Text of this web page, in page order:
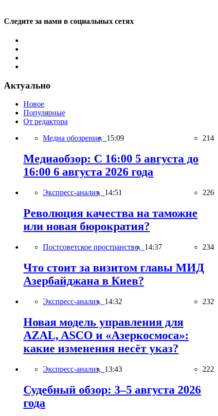
Следите за нами в социальных сетях
Актуально
Новое
Популярные
От редактора
Медиа обозрение, 15:09 214
Медиаобзор: С 16:00 5 августа до
16:00 6 августа 2026 года
Экспресс-анализ, 14:51 226
Революция качества на таможне
или новая бюрократия?
Постсоветское пространство, 14:37 234
Что стоит за визитом главы МИД
Азербайджана в Киев?
Экспресс-анализ, 14:32 232
Новая модель управления для
AZAL, ASCO и «Азеркосмоса»:
какие изменения несёт указ?
Экспресс-анализ, 13:43 222
Судебный обзор: 3–5 августа 2026
года